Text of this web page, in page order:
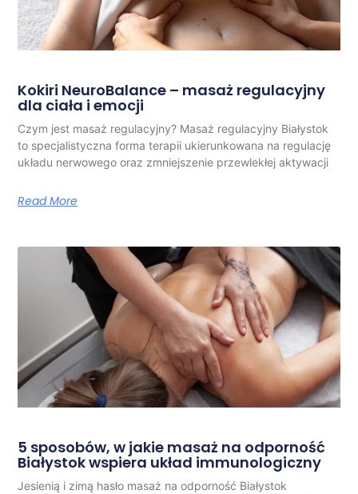
Kokiri NeuroBalance – masaż regulacyjny
dla ciała i emocji
Czym jest masaż regulacyjny? Masaż regulacyjny Białystok
to specjalistyczna forma terapii ukierunkowana na regulację
układu nerwowego oraz zmniejszenie przewlekłej aktywacji
Read More
5 sposobów, w jakie masaż na odporność
Białystok wspiera układ immunologiczny
Jesienią i zimą hasło masaż na odporność Białystok